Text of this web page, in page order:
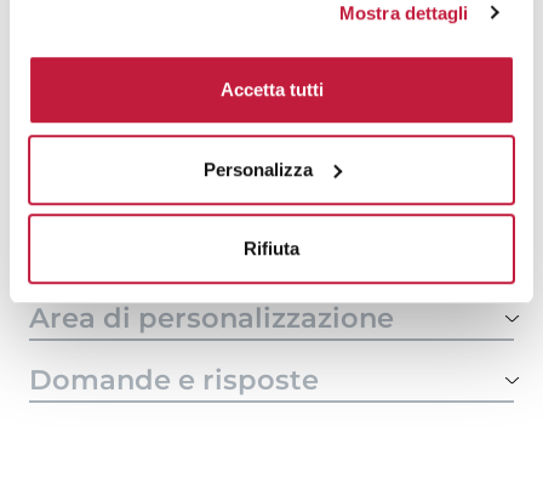
Mostra dettagli
Accetta tutti
Personalizza
Rifiuta
€ 8,13
5000 € 7,81 € 8,03
€ 7,79
Tecniche di stampa
Area di personalizzazione
Domande e risposte